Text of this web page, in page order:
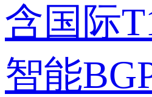
含国际
智能